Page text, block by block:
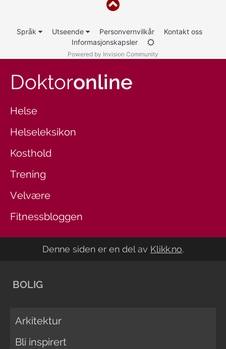
Språk Utseende Personvernvilkår
Kontakt oss
Informasjonskapsler
Powered by Invision Community
Doktoronline
Helse
Helseleksikon
Kosthold
Trening
Velvære
Fitnessbloggen
Denne siden er en del av Klikk.no.
BOLIG
Arkitektur
Bli inspirert